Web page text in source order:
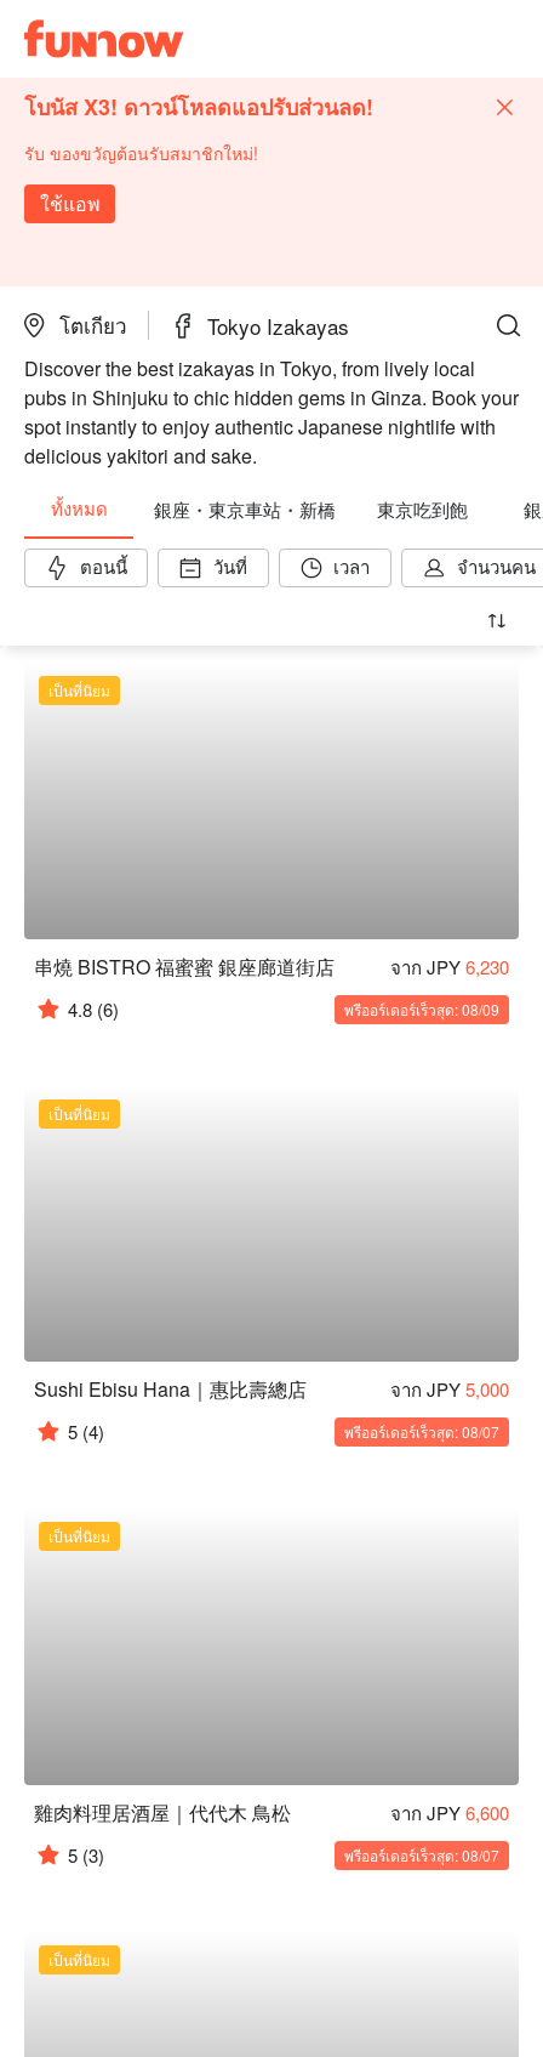
โบนัส X3! ดาวน์โหลดแอปรับส่วนลด!
รับ ของขวัญต้อนรับสมาชิกใหม่!
ใช้แอพ
โตเกียว Tokyo Izakayas
Discover the best izakayas in Tokyo, from lively local
pubs in Shinjuku to chic hidden gems in Ginza. Book your
spot instantly to enjoy authentic Japanese nightlife with
delicious yakitori and sake.
ทั้งหมด 銀座・東京車站・新橋 東京吃到飽
ตอนนี้ วันที่ เวลา จำนวนคน
เป็นที่นิยม
串燒 BISTRO 福蜜蜜 銀座廊道街店 จาก JPY6,230
4.8 (6) พรีออร์เดอร์เร็วสุด: 08/09
เป็นที่นิยม
Sushi Ebisu Hana｜惠比壽總店 จาก JPY5,000
5 (4) พรีออร์เดอร์เร็วสุด: 08/07
เป็นที่นิยม
雞肉料理居酒屋｜代代木 鳥松 จาก JPY6,600
5 (3) พรีออร์เดอร์เร็วสุด: 08/07
เป็นที่นิยม